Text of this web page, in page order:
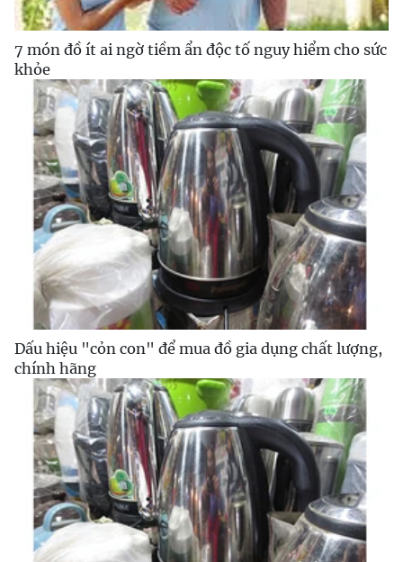
7 món đồ ít ai ngờ tiềm ẩn độc tố nguy hiểm cho sức
khỏe
Dấu hiệu "cỏn con" để mua đồ gia dụng chất lượng,
chính hãng